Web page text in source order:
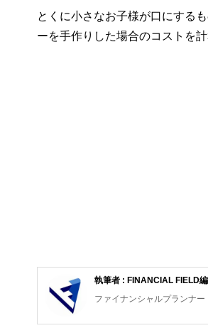
とくに小さなお子様が口にする
ーを手作りした場合のコストを計
執筆者 : FINANCIAL FIELD
ファイナンシャルプランナー
FinancialField編集部は、金